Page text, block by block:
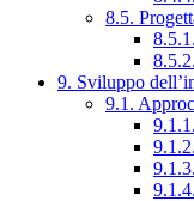
8.5.
9. Sviluppo
9.1.